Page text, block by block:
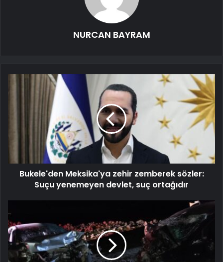
NURCAN BAYRAM
Bukele'den Meksika'ya zehir zemberek sözler:
Suçu yenemeyen devlet, suç ortağıdır